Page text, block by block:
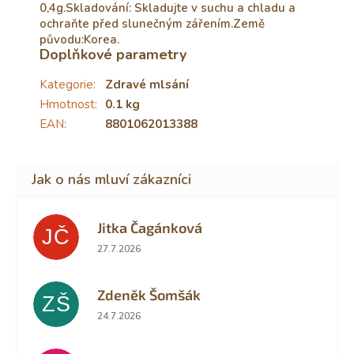
0,4g.Skladování: Skladujte v suchu a chladu a
ochraňte před slunečným zářením.Země
původu:Korea.
Doplňkové parametry
Kategorie:
Zdravé mlsání
Hmotnost: 0.1 kg
EAN: 8801062013388
JČ Jitka Čagánková
Hodnocení obchodu je 5 z 5 hvězdiček.
27.7.2026
ZŠ Zdeněk Šomšák
Hodnocení obchodu je 5 z 5 hvězdiček.
24.7.2026